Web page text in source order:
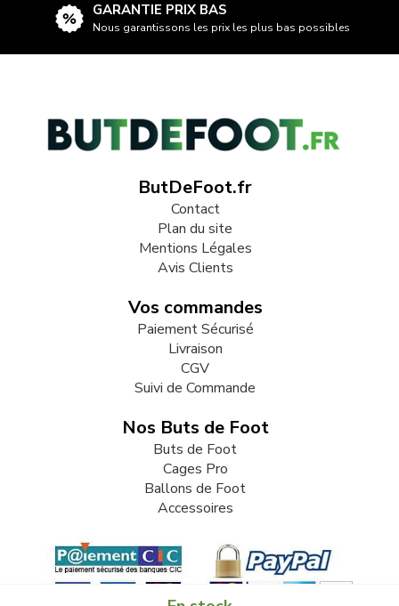
GARANTIE PRIX BAS
Nous garantissons les prix les plus bas possibles
ButDeFoot.fr
Contact
Plan du site
Mentions Légales
Avis Clients
Vos commandes
Paiement Sécurisé
Livraison
CGV
Suivi de Commande
Nos Buts de Foot
Buts de Foot
Cages Pro
Ballons de Foot
Accessoires